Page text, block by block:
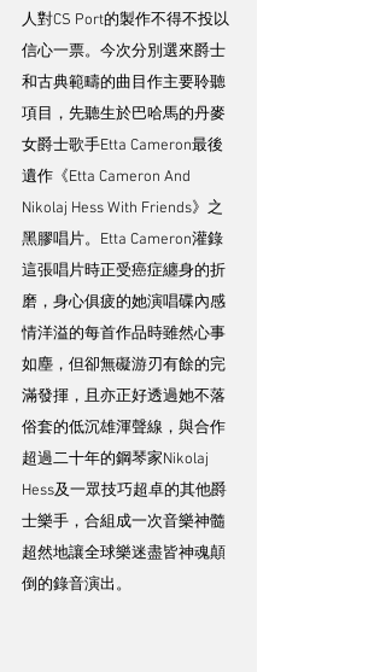
人對CS Port的製作不得不投以
信心一票。今次分別選來爵士
和古典範疇的曲目作主要聆聽
項目，先聽生於巴哈馬的丹麥
女爵士歌手Etta Cameron最後
遺作《Etta Cameron And
Nikolaj Hess With Friends》之
黑膠唱片。Etta Cameron灌錄
這張唱片時正受癌症纏身的折
磨，身心俱疲的她演唱碟內感
情洋溢的每首作品時雖然心事
如塵，但卻無礙游刃有餘的完
滿發揮，且亦正好透過她不落
俗套的低沉雄渾聲線，與合作
超過二十年的鋼琴家Nikolaj
Hess及一眾技巧超卓的其他爵
士樂手，合組成一次音樂神髓
超然地讓全球樂迷盡皆神魂顛
倒的錄音演出。